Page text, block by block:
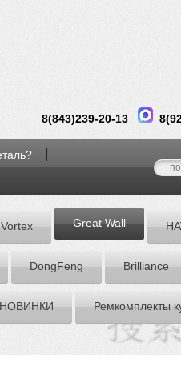
8(843)239-20-13
Vortex Great Wall
DоngFeng Brilliance
НОВИНКИ Ремкомплекты